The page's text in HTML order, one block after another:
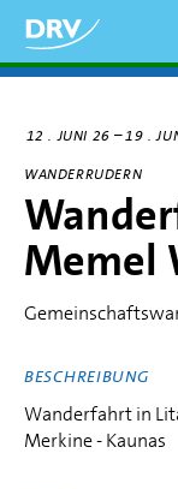
zum
Inhalt
12 JUNI 26 –19
WANDERRUDERN
Memel
BESCHREIBUNG
Wanderfahrt in
Merkine - Kaunas